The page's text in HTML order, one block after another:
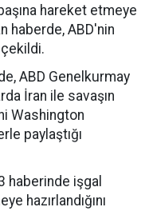
hareket etmeye
haberde, ABD'nin
ABD Genelkurmay
İran ile savaşın
Washington
paylaştığı
haberinde işgal
hazırlandığını